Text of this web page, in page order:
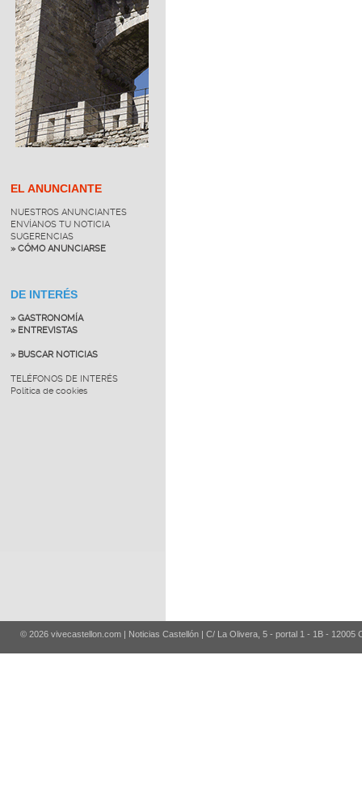
EL ANUNCIANTE
NUESTROS ANUNCIANTES
ENVÍANOS TU NOTICIA
SUGERENCIAS
» CÓMO ANUNCIARSE
DE INTERÉS
» GASTRONOMÍA
» ENTREVISTAS
» BUSCAR NOTICIAS
TELÉFONOS DE INTERÉS
Política de cookies
© 2026 vivecastellon.com | Noticias Castellón | C/ La Olivera, 5 - portal 1 - 1B - 12005